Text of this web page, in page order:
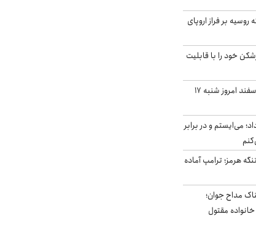
روسیه بر فراز اروپای
خود را با قابلیت
قیمت گوشت گوساله و گوسفند امروز شنبه ۱۷
می‌ایستم و در برابر
هرمز؛ ترامپ آماده
مداح جوان؛
مقتول